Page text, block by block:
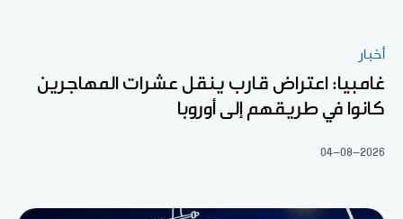
أخبار
غامبيا: اعتراض قارب ينقل عشرات المهاجرين
كانوا في طريقهم إلى أوروبا
04-08-2026